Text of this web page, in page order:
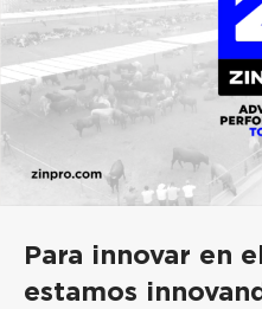
Para innovar en
estamos